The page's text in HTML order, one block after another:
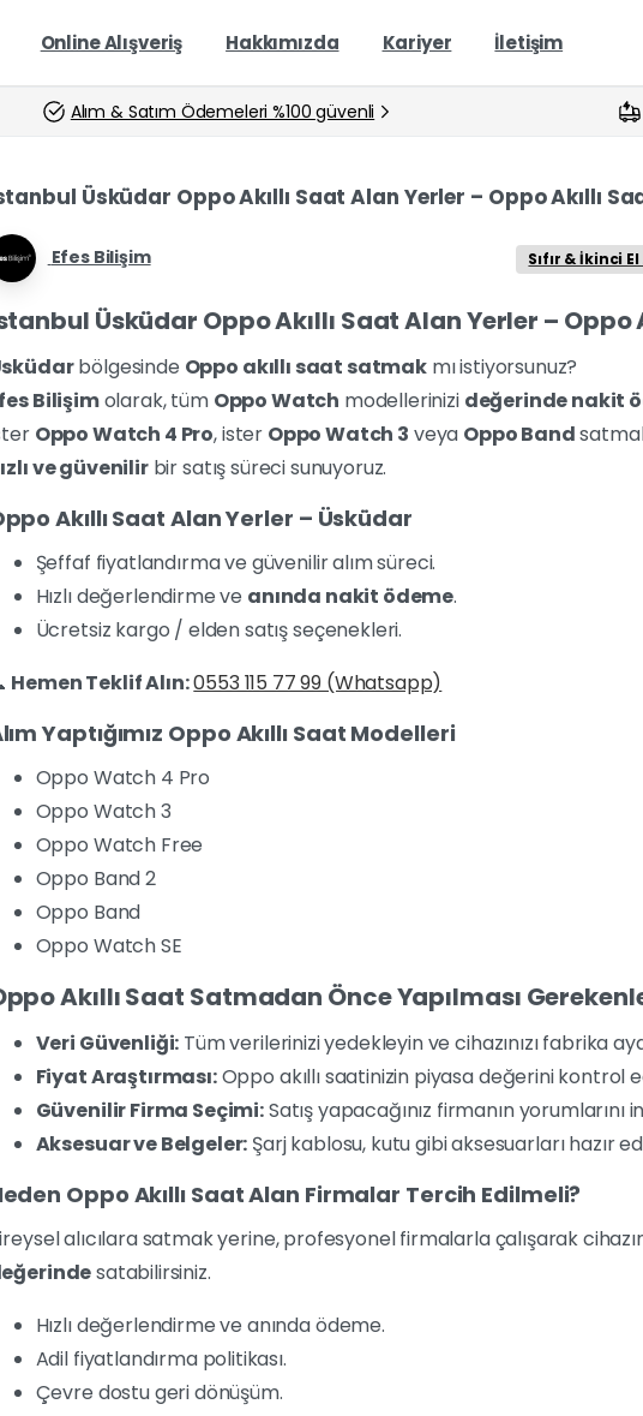
Online Alışveriş Hakkımızda Kariyer İletişim
Alım & Satım Ödemeleri %100 güvenli
Üsküdar Oppo Akıllı Saat Alan Yerler – Oppo Akıllı
Efes Bilişim Sıfır & İkinci
Üsküdar Oppo Akıllı Saat Alan Yerler – Oppo
bölgesinde Oppo akıllı saat satmakmı istiyorsunuz?
Bilişimolarak, tüm Oppo Watch modellerinizi değerinde nakit
Oppo Watch 4 Pro, ister Oppo Watch 3 veya Oppo Band
ve güvenilirbir satış süreci sunuyoruz.
Akıllı Saat Alan Yerler – Üsküdar
Şeffaf fiyatlandırma ve güvenilir alım süreci.
Hızlı değerlendirme ve anında nakit ödeme.
Ücretsiz kargo / elden satış seçenekleri.
Hemen Teklif Alın:0553 115 77 99 (Whatsapp)
Yaptığımız Oppo Akıllı Saat Modelleri
Oppo Watch 4 Pro
Oppo Watch 3
Oppo Watch Free
Oppo Band 2
Oppo Band
Oppo Watch SE
Akıllı Saat Satmadan Önce Yapılması
Veri Güvenliği: Tüm verilerinizi yedekleyin ve cihazınızı fabrika
Fiyat Araştırması:Oppo akıllı saatinizin piyasa değerini kontrol
Güvenilir Firma Seçimi:Satış yapacağınız firmanın yorumlarını
Aksesuar ve Belgeler: Şarj kablosu, kutu gibi aksesuarları hazır
Oppo Akıllı Saat Alan Firmalar Tercih Edilmeli?
alıcılara satmak yerine, profesyonel firmalarla çalışarak
satabilirsiniz.
Hızlı değerlendirme ve anında ödeme.
Adil fiyatlandırma politikası.
Çevre dostu geri dönüşüm.